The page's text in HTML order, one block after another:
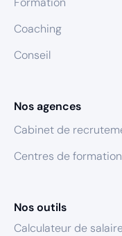
Coaching
Conseil
Nos agences
Cabinet de
Centres de formation
Nos outils
Calculateur de